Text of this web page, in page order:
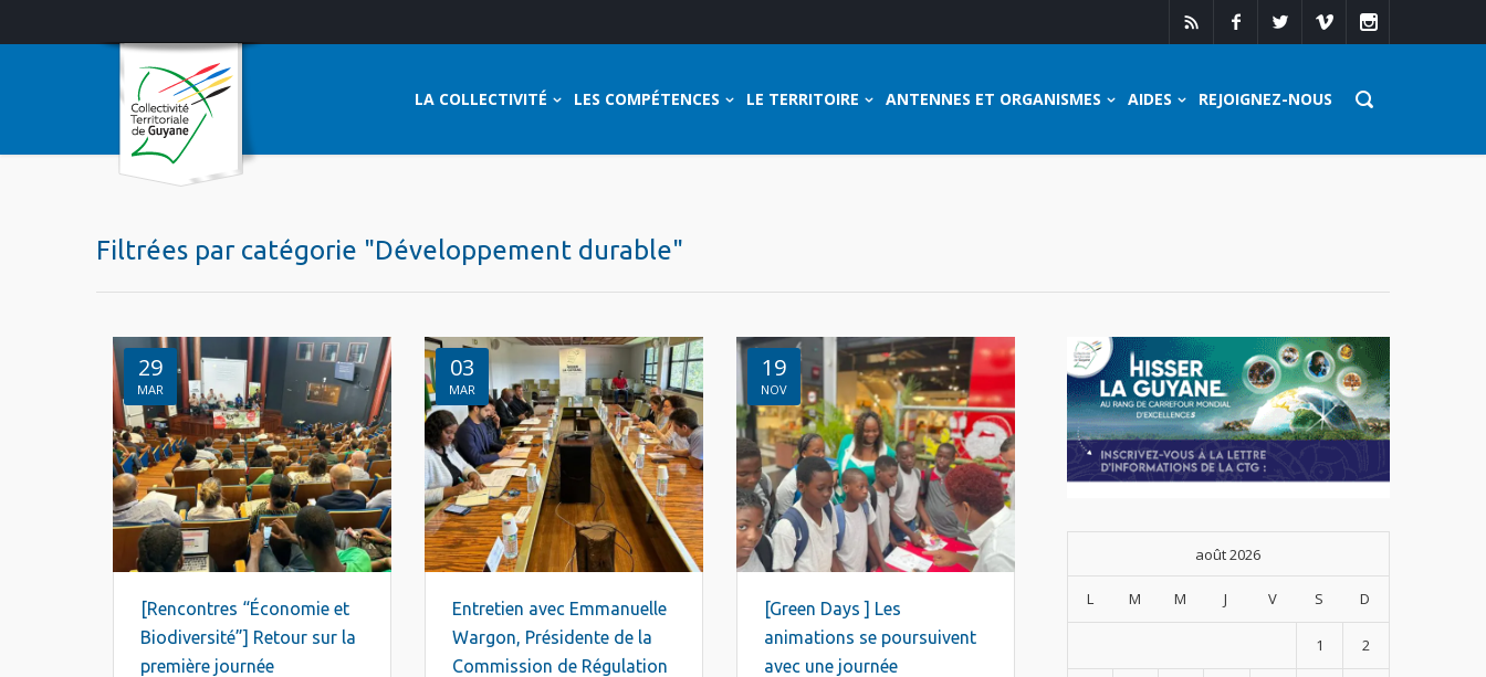
LA COLLECTIVITÉ LES COMPÉTENCES LE TERRITOIRE ANTENNES ET ORGANISMES AIDES REJOIGNEZ-NOUS
Filtrées par catégorie "Développement durable"
29
MAR
[Rencontres “Économie et
Biodiversité”] Retour sur la
première journée
03
MAR
Entretien avec Emmanuelle
Wargon, Présidente de la
Commission de Régulation
19
NOV
[Green Days ] Les
animations se poursuivent
avec une journée
août 2026
L M M J V S D
1 2